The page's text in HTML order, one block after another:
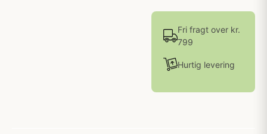
Fri fragt over kr.
799
Hurtig levering